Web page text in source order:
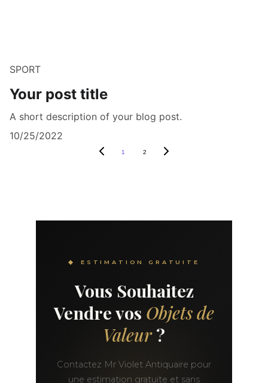
SPORT
Your post title
A short description of your blog post.
10/25/2022
1 2